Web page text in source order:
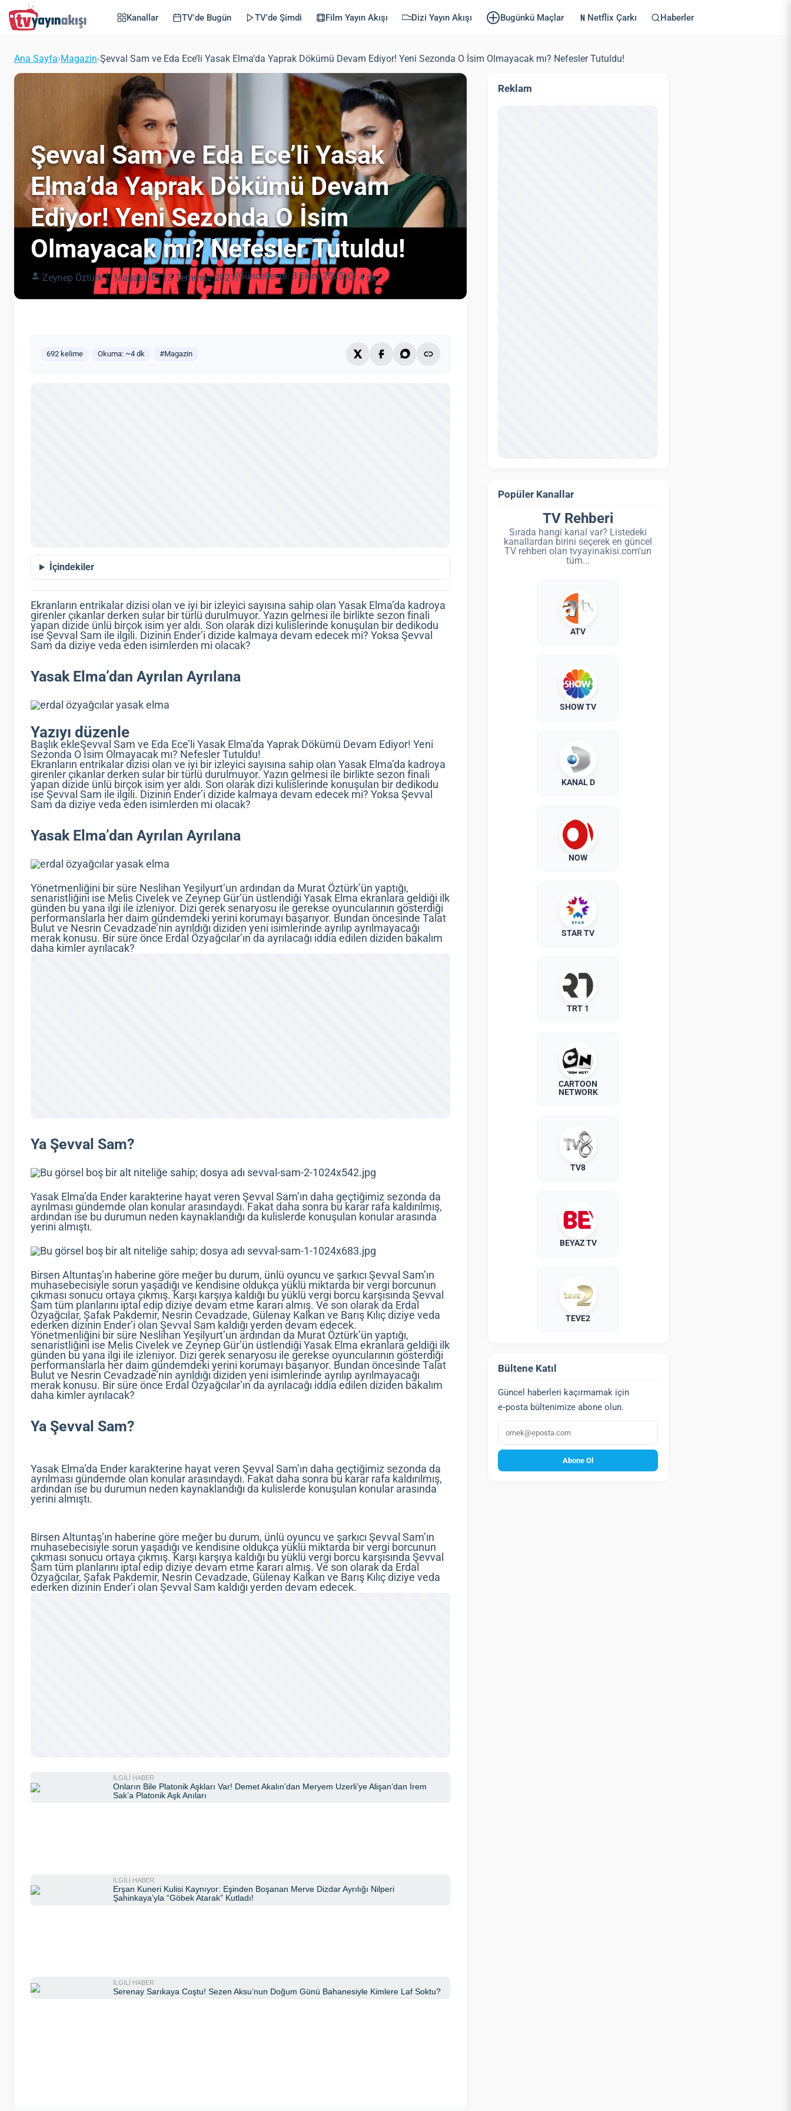
Kanallar TV'de Bugün TV'de Şimdi Film Yayın Akışı Dizi Yayın Akışı Bugünkü Maçlar Netflix Çarkı Haberler
Ana Sayfa›Magazin›Şevval Sam ve Eda Ece’li Yasak Elma’da Yaprak Dökümü Devam Ediyor! Yeni Sezonda O İsim Olmayacak mı? Nefesler Tutuldu!
Şevval Sam ve Eda Ece’li Yasak
Elma’da Yaprak Dökümü Devam
Ediyor! Yeni Sezonda O İsim
Olmayacak mı? Nefesler Tutuldu!
Zeynep Öztürk Magazin 13 Temmuz 2021(Güncellendi: 3 Ekim 2025) 4 dk
692 kelime Okuma: ~4 dk #Magazin
İçindekiler
Ekranların entrikalar dizisi olan ve iyi bir izleyici sayısına sahip olan Yasak Elma’da kadroya
girenler çıkanlar derken sular bir türlü durulmuyor. Yazın gelmesi ile birlikte sezon finali
yapan dizide ünlü birçok isim yer aldı. Son olarak dizi kulislerinde konuşulan bir dedikodu
ise Şevval Sam ile ilgili. Dizinin Ender’i dizide kalmaya devam edecek mi? Yoksa Şevval
Sam da diziye veda eden isimlerden mi olacak?
Yasak Elma’dan Ayrılan Ayrılana
Yazıyı düzenle
Başlık ekleŞevval Sam ve Eda Ece’li Yasak Elma’da Yaprak Dökümü Devam Ediyor! Yeni
Sezonda O İsim Olmayacak mı? Nefesler Tutuldu!
Ekranların entrikalar dizisi olan ve iyi bir izleyici sayısına sahip olan Yasak Elma’da kadroya
girenler çıkanlar derken sular bir türlü durulmuyor. Yazın gelmesi ile birlikte sezon finali
yapan dizide ünlü birçok isim yer aldı. Son olarak dizi kulislerinde konuşulan bir dedikodu
ise Şevval Sam ile ilgili. Dizinin Ender’i dizide kalmaya devam edecek mi? Yoksa Şevval
Sam da diziye veda eden isimlerden mi olacak?
Yasak Elma’dan Ayrılan Ayrılana
Yönetmenliğini bir süre Neslihan Yeşilyurt’un ardından da Murat Öztürk’ün yaptığı,
senaristliğini ise Melis Civelek ve Zeynep Gür’ün üstlendiği Yasak Elma ekranlara geldiği ilk
günden bu yana ilgi ile izleniyor. Dizi gerek senaryosu ile gerekse oyuncularının gösterdiği
performanslarla her daim gündemdeki yerini korumayı başarıyor. Bundan öncesinde Talat
Bulut ve Nesrin Cevadzade’nin ayrıldığı diziden yeni isimlerinde ayrılıp ayrılmayacağı
merak konusu. Bir süre önce Erdal Özyağcılar’ın da ayrılacağı iddia edilen diziden bakalım
daha kimler ayrılacak?
Ya Şevval Sam?
Yasak Elma’da Ender karakterine hayat veren Şevval Sam’ın daha geçtiğimiz sezonda da
ayrılması gündemde olan konular arasındaydı. Fakat daha sonra bu karar rafa kaldırılmış,
ardından ise bu durumun neden kaynaklandığı da kulislerde konuşulan konular arasında
yerini almıştı.
Birsen Altuntaş’ın haberine göre meğer bu durum, ünlü oyuncu ve şarkıcı Şevval Sam’ın
muhasebecisiyle sorun yaşadığı ve kendisine oldukça yüklü miktarda bir vergi borcunun
çıkması sonucu ortaya çıkmış. Karşı karşıya kaldığı bu yüklü vergi borcu karşısında Şevval
Sam tüm planlarını iptal edip diziye devam etme kararı almış. Ve son olarak da Erdal
Özyağcılar, Şafak Pakdemir, Nesrin Cevadzade, Gülenay Kalkan ve Barış Kılıç diziye veda
ederken dizinin Ender’i olan Şevval Sam kaldığı yerden devam edecek.
Yönetmenliğini bir süre Neslihan Yeşilyurt’un ardından da Murat Öztürk’ün yaptığı,
senaristliğini ise Melis Civelek ve Zeynep Gür’ün üstlendiği Yasak Elma ekranlara geldiği ilk
günden bu yana ilgi ile izleniyor. Dizi gerek senaryosu ile gerekse oyuncularının gösterdiği
performanslarla her daim gündemdeki yerini korumayı başarıyor. Bundan öncesinde Talat
Bulut ve Nesrin Cevadzade’nin ayrıldığı diziden yeni isimlerinde ayrılıp ayrılmayacağı
merak konusu. Bir süre önce Erdal Özyağcılar’ın da ayrılacağı iddia edilen diziden bakalım
daha kimler ayrılacak?
Ya Şevval Sam?
Yasak Elma’da Ender karakterine hayat veren Şevval Sam’ın daha geçtiğimiz sezonda da
ayrılması gündemde olan konular arasındaydı. Fakat daha sonra bu karar rafa kaldırılmış,
ardından ise bu durumun neden kaynaklandığı da kulislerde konuşulan konular arasında
yerini almıştı.
Birsen Altuntaş’ın haberine göre meğer bu durum, ünlü oyuncu ve şarkıcı Şevval Sam’ın
muhasebecisiyle sorun yaşadığı ve kendisine oldukça yüklü miktarda bir vergi borcunun
çıkması sonucu ortaya çıkmış. Karşı karşıya kaldığı bu yüklü vergi borcu karşısında Şevval
Sam tüm planlarını iptal edip diziye devam etme kararı almış. Ve son olarak da Erdal
Özyağcılar, Şafak Pakdemir, Nesrin Cevadzade, Gülenay Kalkan ve Barış Kılıç diziye veda
ederken dizinin Ender’i olan Şevval Sam kaldığı yerden devam edecek.
Reklam
Popüler Kanallar
TV Rehberi
Sırada hangi kanal var? Listedeki
kanallardan birini seçerek en güncel
TV rehberi olan tvyayinakisi.com'un
tüm...
ATV
SHOW TV
KANAL D
NOW
STAR TV
TRT 1
CARTOON
NETWORK
TV8
BEYAZ TV
TEVE2
Bültene Katıl
Güncel haberleri kaçırmamak için
e‑posta bültenimize abone olun.
E‑posta
Abone Ol